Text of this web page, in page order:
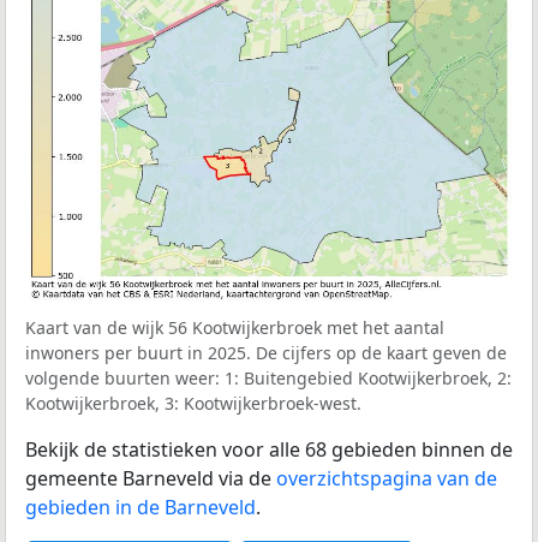
Kaart van de wijk 56 Kootwijkerbroek met het aantal
inwoners per buurt in 2025. De cijfers op de kaart geven de
volgende buurten weer: 1: Buitengebied Kootwijkerbroek, 2:
Kootwijkerbroek, 3: Kootwijkerbroek-west.
Bekijk de statistieken voor alle 68 gebieden binnen de
gemeente Barneveld via deoverzichtspagina van de
gebieden in de Barneveld.